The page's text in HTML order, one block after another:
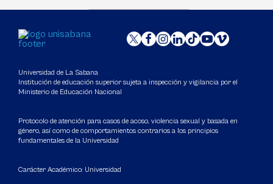
Universidad de La Sabana
Institución de educación superior sujeta a inspección y vigilancia por el
Ministerio de Educación Nacional
Protocolo de atención para casos de acoso, violencia sexual y basada en
género, así como de comportamientos contrarios a los principios
fundamentales de la Universidad
Carácter Académico: Universidad